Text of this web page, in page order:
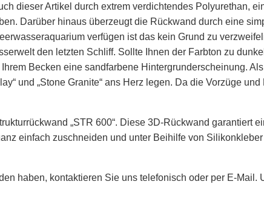
dieser Artikel durch extrem verdichtendes Polyurethan,
Darüber hinaus überzeugt die Rückwand durch eine
verfügen ist das kein Grund zu
den letzten Schliff. Sollte Ihnen der Farbton zu
Becken eine sandfarbene Hintergrunderscheinung.
und „Stone Granite“ ans Herz legen. Da die Vorzüge
„STR 600“. Diese 3D-Rückwand garantiert
einfach zuschneiden und unter Beihilfe von
haben, kontaktieren Sie uns telefonisch oder per E-Mail.